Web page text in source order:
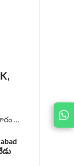
JOIN
US ON
…